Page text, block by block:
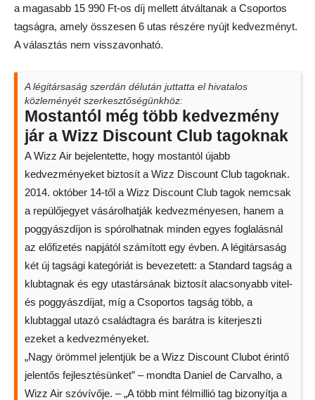
a magasabb 15 990 Ft-os díj mellett átváltanak a Csoportos
tagságra, amely összesen 6 utas részére nyújt kedvezményt.
A választás nem visszavonható.
A légitársaság szerdán délután juttatta el hivatalos
közleményét szerkesztőségünkhöz:
Mostantól még több kedvezmény
jár a Wizz Discount Club tagoknak
A Wizz Air bejelentette, hogy mostantól újabb
kedvezményeket biztosít a Wizz Discount Club tagoknak.
2014. október 14-től a Wizz Discount Club tagok nemcsak
a repülőjegyet vásárolhatják kedvezményesen, hanem a
poggyászdíjon is spórolhatnak minden egyes foglalásnál
az előfizetés napjától számított egy évben. A légitársaság
két új tagsági kategóriát is bevezetett: a Standard tagság a
klubtagnak és egy utastársának biztosít alacsonyabb vitel-
és poggyászdíjat, míg a Csoportos tagság több, a
klubtaggal utazó családtagra és barátra is kiterjeszti
ezeket a kedvezményeket.
„Nagy örömmel jelentjük be a Wizz Discount Clubot érintő
jelentős fejlesztésünket” – mondta Daniel de Carvalho, a
Wizz Air szóvívője. – „A több mint félmillió tag bizonyítja a